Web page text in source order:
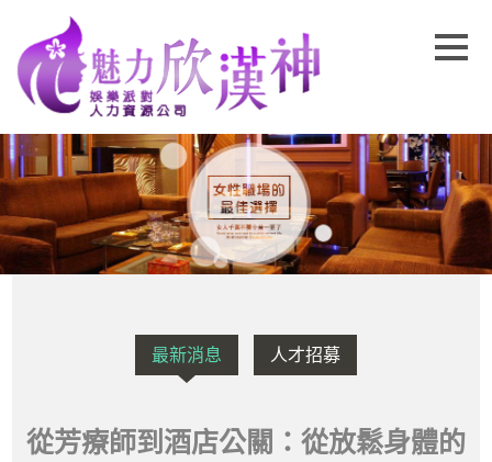
最新消息 人才招募
從芳療師到酒店公關：從放鬆身體的